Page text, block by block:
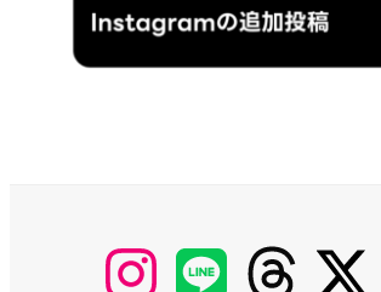
【Instagram】
MyKOBAKO
【LINE】 【threads】